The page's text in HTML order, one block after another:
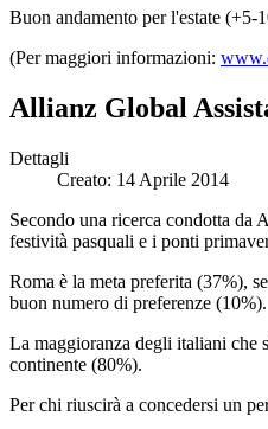
Buon andamento per l'estate
(Per maggiori informazioni:
Allianz Global
Dettagli
Creato: 14 Aprile 2014
Secondo una ricerca condotta
festività pasquali e i ponti
Roma è la meta preferita (37%),
buon numero di preferenze (10%).
La maggioranza degli italiani che
continente (80%).
Per chi riuscirà a concedersi un